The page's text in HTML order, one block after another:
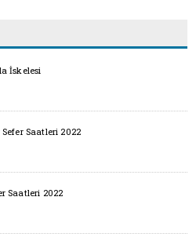
İskelesi
Saatleri 2022
Saatleri 2022